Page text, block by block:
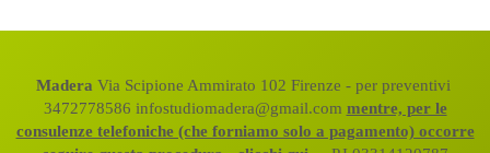
Madera Via Scipione Ammirato 102 Firenze - per preventivi
3472778586 infostudiomadera@gmail.com mentre, per le
consulenze telefoniche (che forniamo solo a pagamento) occorre